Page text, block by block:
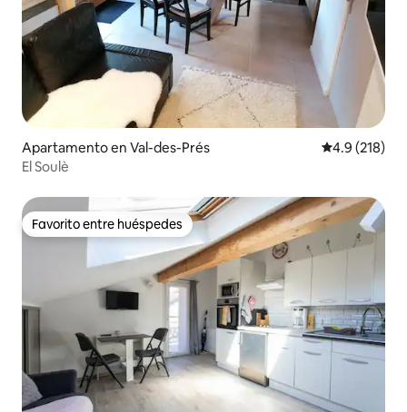
Apartamento en Val-des-Prés Calificación
4.9 (218)
El Soulè
Favorito entre huéspedes
Favorito entre huéspedes